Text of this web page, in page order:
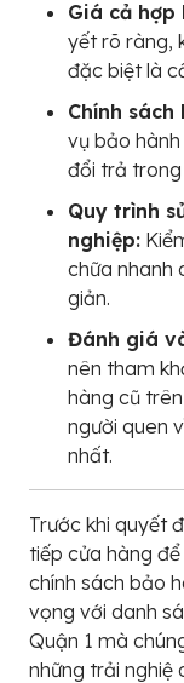
Giá cả hợp
yết rõ ràng,
đặc biệt là
Chính
vụ bảo
đổi trả trong
Quy trình
nghiệp:
chữa nhanh
giản.
Đánh giá
nên tham
hàng cũ
người quen
nhất.
Trước khi quyết
tiếp cửa hàng
chính sách bảo
vọng với danh
Quận 1 mà
những trải nghiệ